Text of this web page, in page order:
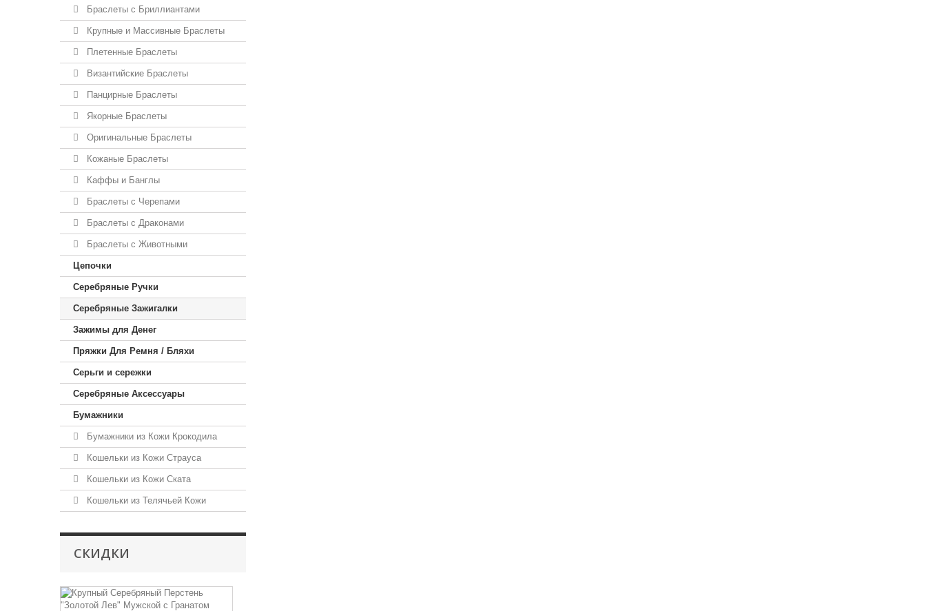
Браслеты с Бриллиантами
Крупные и Массивные Браслеты
Плетенные Браслеты
Византийские Браслеты
Панцирные Браслеты
Якорные Браслеты
Оригинальные Браслеты
Кожаные Браслеты
Каффы и Банглы
Браслеты с Черепами
Браслеты с Драконами
Браслеты с Животными
Цепочки
Серебряные Ручки
Серебряные Зажигалки
Зажимы для Денег
Пряжки Для Ремня / Бляхи
Серьги и сережки
Серебряные Аксессуары
Бумажники
Бумажники из Кожи Крокодила
Кошельки из Кожи Страуса
Кошельки из Кожи Ската
Кошельки из Телячьей Кожи
СКИДКИ